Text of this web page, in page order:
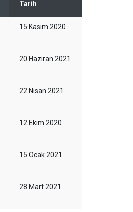
Tarih
15 Kasım 2020
20 Haziran 2021
22 Nisan 2021
12 Ekim 2020
15 Ocak 2021
28 Mart 2021